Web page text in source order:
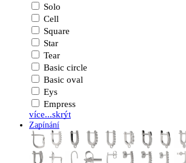
Solo
Cell
Square
Star
Tear
Basic circle
Basic oval
Eys
Empress
více...skrýt
Zapínání